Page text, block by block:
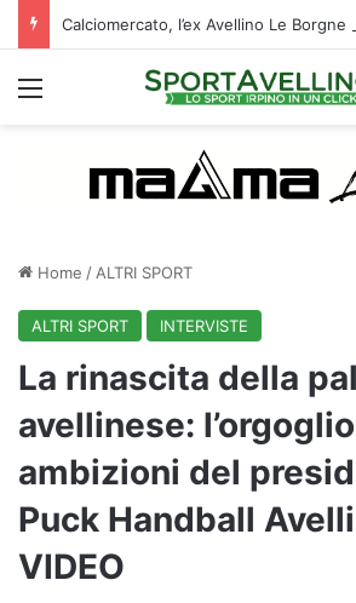
Menu
Home / ALTRI SPORT
ALTRI SPORT INTERVISTE
La rinascita della
avellinese:
ambizioni del
Puck Handball
VIDEO